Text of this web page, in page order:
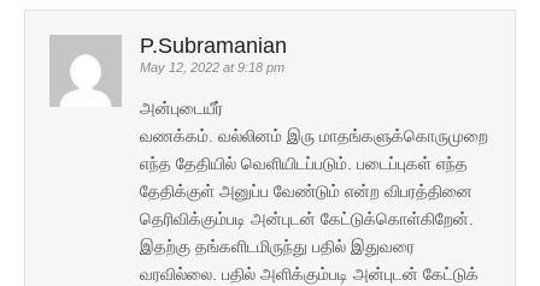
P.Subramanian
May 12, 2022 at 9:18 pm
அன்புடையீர்
வணக்கம். வல்லினம் இரு மாதங்களுக்கொருமுறை
எந்த தேதியில் வெளியிடப்படும். படைப்புகள் எந்த
தேதிக்குள் அனுப்ப வேண்டும் என்ற விபரத்தினை
தெரிவிக்கும்படி அன்புடன் கேட்டுக்கொள்கிறேன்.
இதற்கு தங்களிடமிருந்து பதில் இதுவரை
வரவில்லை. பதில் அளிக்கும்படி அன்புடன் கேட்டுக்